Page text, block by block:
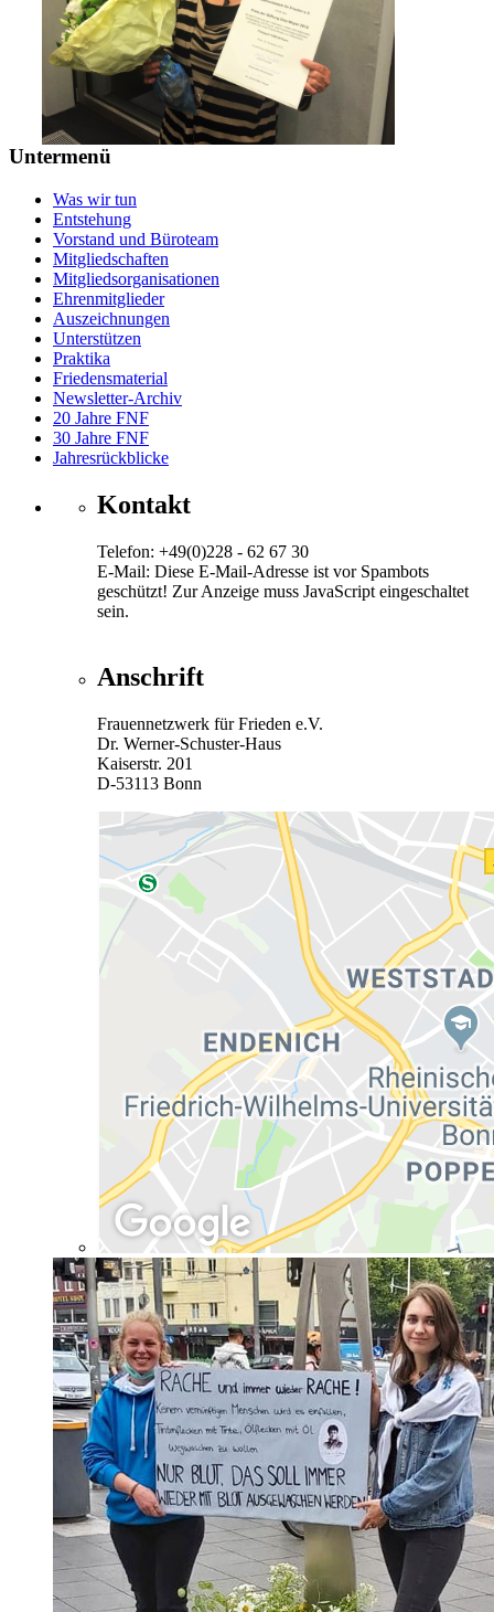
Untermenü
Was wir tun
Entstehung
Vorstand und Büroteam
Mitgliedschaften
Mitgliedsorganisationen
Ehrenmitglieder
Auszeichnungen
Unterstützen
Praktika
Friedensmaterial
Newsletter-Archiv
20 Jahre FNF
30 Jahre FNF
Jahresrückblicke
Kontakt
Telefon: +49(0)228 - 62 67 30
E-Mail: Diese E-Mail-Adresse ist vor Spambots
geschützt! Zur Anzeige muss JavaScript eingeschaltet
sein.
Anschrift
Frauennetzwerk für Frieden e.V.
Dr. Werner-Schuster-Haus
Kaiserstr. 201
D-53113 Bonn